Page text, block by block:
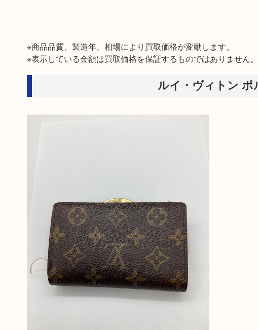
※商品品質、製造年、相場により買取価格が変動します。
※表示している金額は買取価格を保証するものではありません。
ルイ・ヴィトン ポ